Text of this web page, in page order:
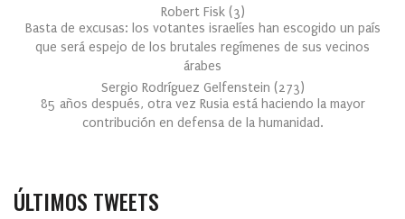
Robert Fisk (3)
Basta de excusas: los votantes israelíes han escogido un país
que será espejo de los brutales regímenes de sus vecinos
árabes
Sergio Rodríguez Gelfenstein (273)
85 años después, otra vez Rusia está haciendo la mayor
contribución en defensa de la humanidad.
ÚLTIMOS TWEETS